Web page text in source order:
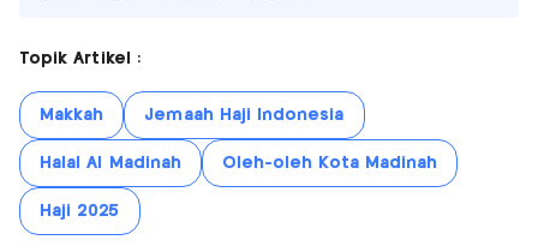
Topik Artikel :
Makkah Jemaah Haji Indonesia
Halal Al Madinah Oleh-oleh Kota Madinah
Haji 2025